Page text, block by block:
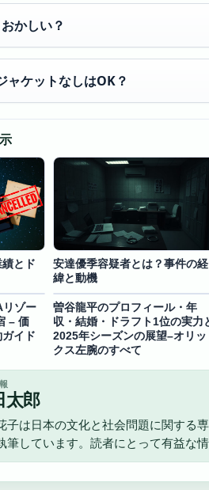
かしい？
ャケットなしはOK？
とド
安達優季容疑者とは？事件の経
緯と動機
リゾー
– 価
イド
曽谷龍平のプロフィール・年
収・結婚・ドラフト1位の実力
2025年シーズンの展望–オリッ
クス左腕のすべて
太郎
子は日本の文化と社会問題に関する
筆しています。読者にとって有益な